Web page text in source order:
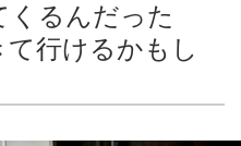
くるんだった
行けるかもし